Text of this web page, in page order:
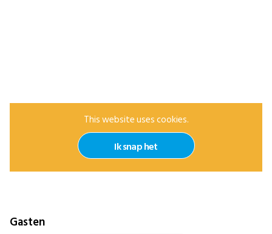
This website uses cookies.
Ik snap het
Gasten